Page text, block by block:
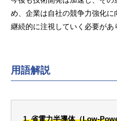
め、企業は自社の競争力強化
継続的に注視していく必要があ
用語解説
1. 省電力半導体（Low-